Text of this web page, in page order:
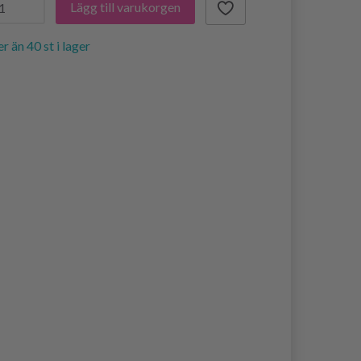
Lägg till varukorgen
än 40 st i lager